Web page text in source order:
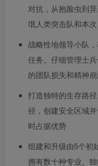
对抗，从抱脸虫到
氓人类突击队和本
战略性地领导小队
任务。仔细管理士
的团队损失和精神
打造独特的生存路
径，创建安全区域
时占据优势
组建和升级由5个初
拥有数十种专业、独